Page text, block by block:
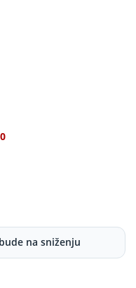
na sniženju